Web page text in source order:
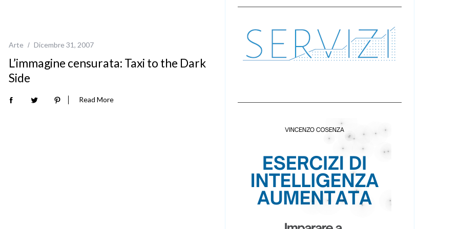
Arte Dicembre 31, 2007
L’immagine censurata: Taxi to the Dark
Side
Read More